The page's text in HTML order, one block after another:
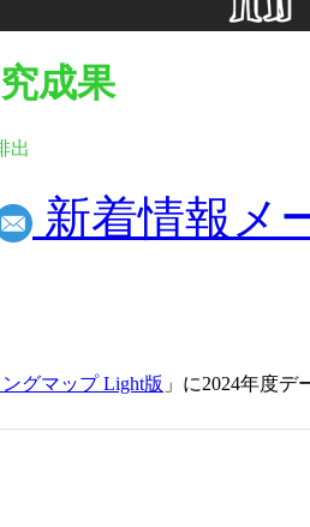
成果
出
新着情報メ
グマップ Light版 」に2024年度